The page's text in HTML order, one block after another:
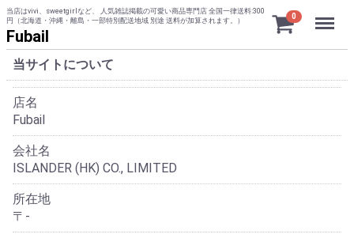
当店はvivi、sweetgirlなど、 人気雑誌掲載の可愛い商品専門店 全国一律送料:300
円（北海道・沖縄・離島・一部特別配送地域 別途 送料が加算されます。）
Fubail
0 Menu
当サイトについて
店名
Fubail
会社名
ISLANDER (HK) CO., LIMITED
所在地
〒-